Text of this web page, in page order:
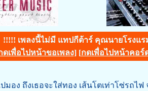
!!!!! เพลงนี้ไม่มี แทปกีต้าร์ คุณนายโรงแร
ดเพื่อไปหน้าขอเพลง] [กดเพื่อไปหน้าคอร์
อง ถึงเธอจะใส่ทอง เส้นโตเท่าโซ่รถไฟ